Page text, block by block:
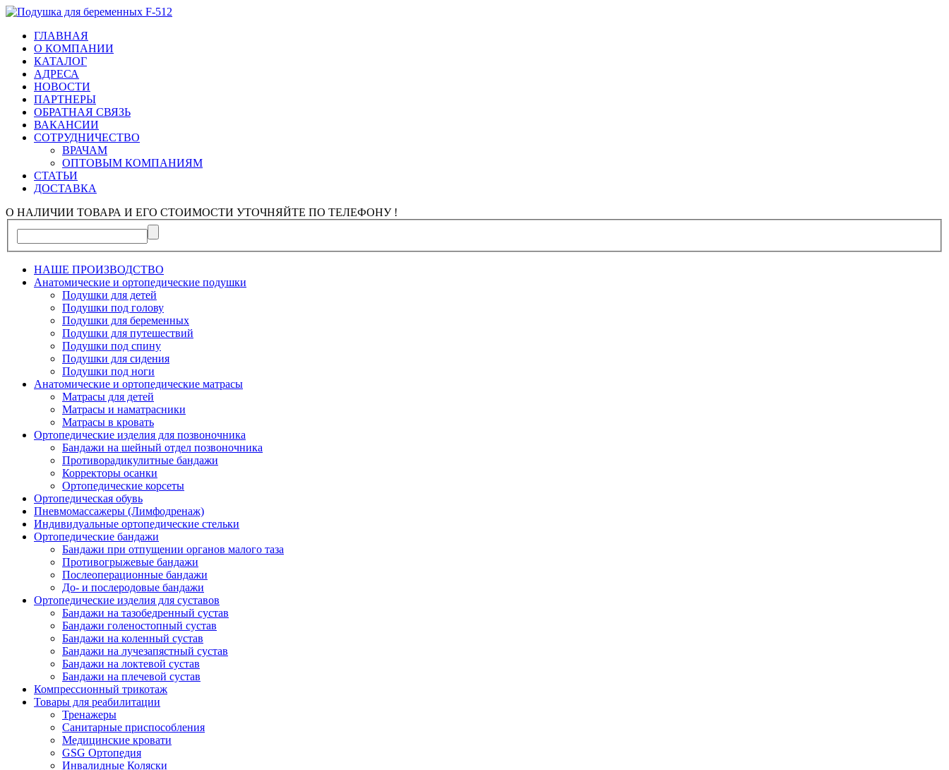
ГЛАВНАЯ
О КОМПАНИИ
КАТАЛОГ
АДРЕСА
НОВОСТИ
ПАРТНЕРЫ
ОБРАТНАЯ СВЯЗЬ
ВАКАНСИИ
СОТРУДНИЧЕСТВО
ВРАЧАМ
ОПТОВЫМ КОМПАНИЯМ
СТАТЬИ
ДОСТАВКА
О НАЛИЧИИ ТОВАРА И ЕГО СТОИМОСТИ УТОЧНЯЙТЕ ПО ТЕЛЕФОНУ !
НАШЕ ПРОИЗВОДСТВО
Анатомические и ортопедические подушки
Подушки для детей
Подушки под голову
Подушки для беременных
Подушки для путешествий
Подушки под спину
Подушки для сидения
Подушки под ноги
Анатомические и ортопедические матрасы
Матрасы для детей
Матрасы и наматрасники
Матрасы в кровать
Ортопедические изделия для позвоночника
Бандажи на шейный отдел позвоночника
Противорадикулитные бандажи
Корректоры осанки
Ортопедические корсеты
Ортопедическая обувь
Пневмомассажеры (Лимфодренаж)
Индивидуальные ортопедические стельки
Ортопедические бандажи
Бандажи при отпущении органов малого таза
Противогрыжевые бандажи
Послеоперационные бандажи
До- и послеродовые бандажи
Ортопедические изделия для суставов
Бандажи на тазобедренный сустав
Бандажи голеностопный сустав
Бандажи на коленный сустав
Бандажи на лучезапястный сустав
Бандажи на локтевой сустав
Бандажи на плечевой сустав
Компрессионный трикотаж
Товары для реабилитации
Тренажеры
Санитарные приспособления
Медицинские кровати
GSG Ортопедия
Инвалидные Коляски